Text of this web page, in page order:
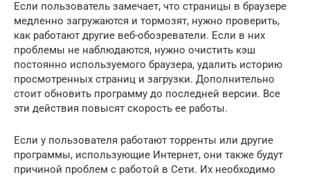
Если пользователь замечает, что страницы в браузере
медленно загружаются и тормозят, нужно проверить,
как работают другие веб-обозреватели. Если в них
проблемы не наблюдаются, нужно очистить кэш
постоянно используемого браузера, удалить историю
просмотренных страниц и загрузки. Дополнительно
стоит обновить программу до последней версии. Все
эти действия повысят скорость ее работы.
Если у пользователя работают торренты или другие
программы, использующие Интернет, они также будут
причиной проблем с работой в Сети. Их необходимо